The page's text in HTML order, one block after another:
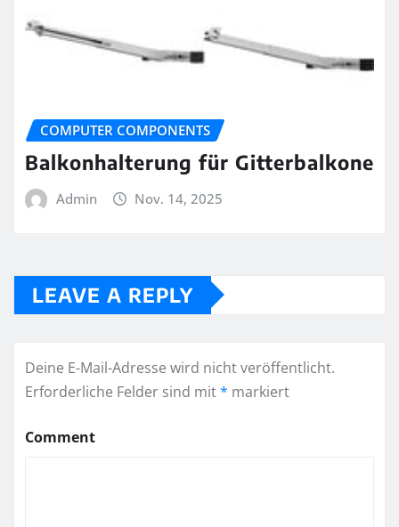
COMPUTER COMPONENTS
Balkonhalterung für Gitterbalkone
Admin Nov. 14, 2025
LEAVE A REPLY
Deine E-Mail-Adresse wird nicht veröffentlicht.
Erforderliche Felder sind mit* markiert
Comment